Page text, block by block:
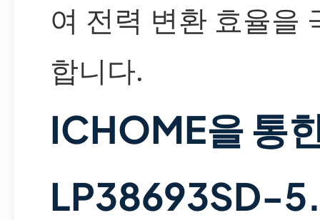
여 전력 변환 효율을
합니다.
ICHOME을 통
LP38693SD-